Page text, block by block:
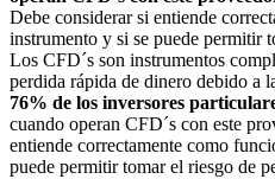
Debe considerar si entiende
instrumento y si se puede permitir
Los CFD´s son instrumentos
perdida rápida de dinero debido a
76% de los inversores
cuando operan CFD´s con este
entiende correctamente como
puede permitir tomar el riesgo de